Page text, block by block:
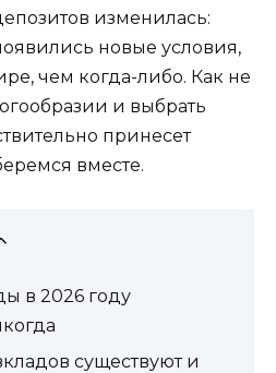
изменилась:
новые условия,
чем когда-либо. Как не
и выбрать
принесет
вместе.
в 2026 году
существуют и